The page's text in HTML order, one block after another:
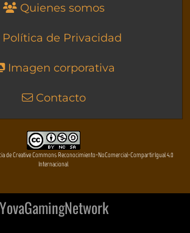
Quienes somos
Política de Privacidad
Imagen corporativa
Contacto
de Creative Commons Reconocimiento-NoComercial-CompartirIgual 4.0
Internacional
YovaGamingNetwork